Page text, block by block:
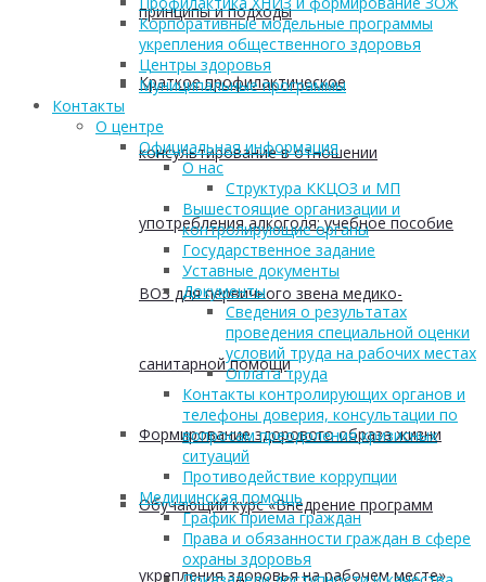
принципы и подходы
Краткое профилактическое
консультирование в отношении
употребления алкоголя: учебное пособие
ВОЗ для первичного звена медико-
санитарной помощи
Формирование здорового образа жизни
Обучающий курс «Внедрение программ
укрепления здоровья на рабочем месте»
Корпоративные модельные программы
укрепления общественного здоровья
Центры здоровья
Муниципальные программы
Контакты
О центре
Официальная информация
О нас
Структура ККЦОЗ и МП
Вышестоящие организации и
контролирующие органы
Государственное задание
Уставные документы
Документы
Сведения о результатах
проведения специальной оценки
условий труда на рабочих местах
Оплата труда
Контакты контролирующих органов и
телефоны доверия, консультации по
вопросам преодоления кризисных
ситуаций
Противодействие коррупции
Медицинская помощь
График приема граждан
Права и обязанности граждан в сфере
охраны здоровья